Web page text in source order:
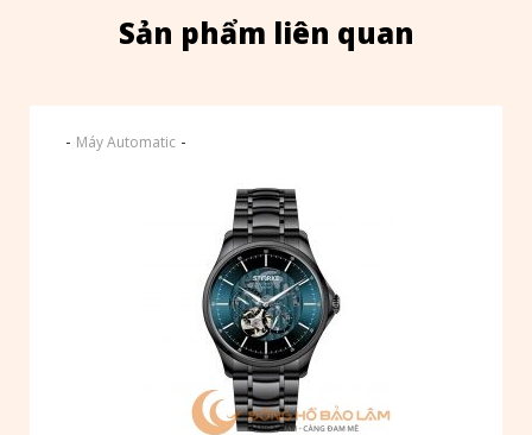
Sản phẩm liên quan
- Máy Automatic -